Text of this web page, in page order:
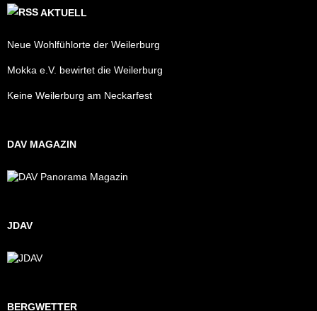
AKTUELL
Neue Wohlfühlorte der Weilerburg
Mokka e.V. bewirtet die Weilerburg
Keine Weilerburg am Neckarfest
DAV MAGAZIN
JDAV
BERGWETTER